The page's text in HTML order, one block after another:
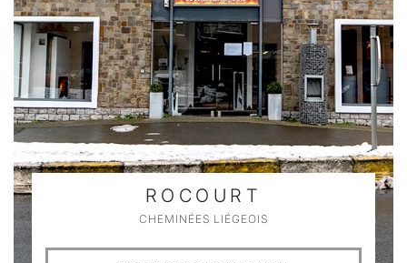
ROCOURT
CHEMINÉES LIÉGEOIS